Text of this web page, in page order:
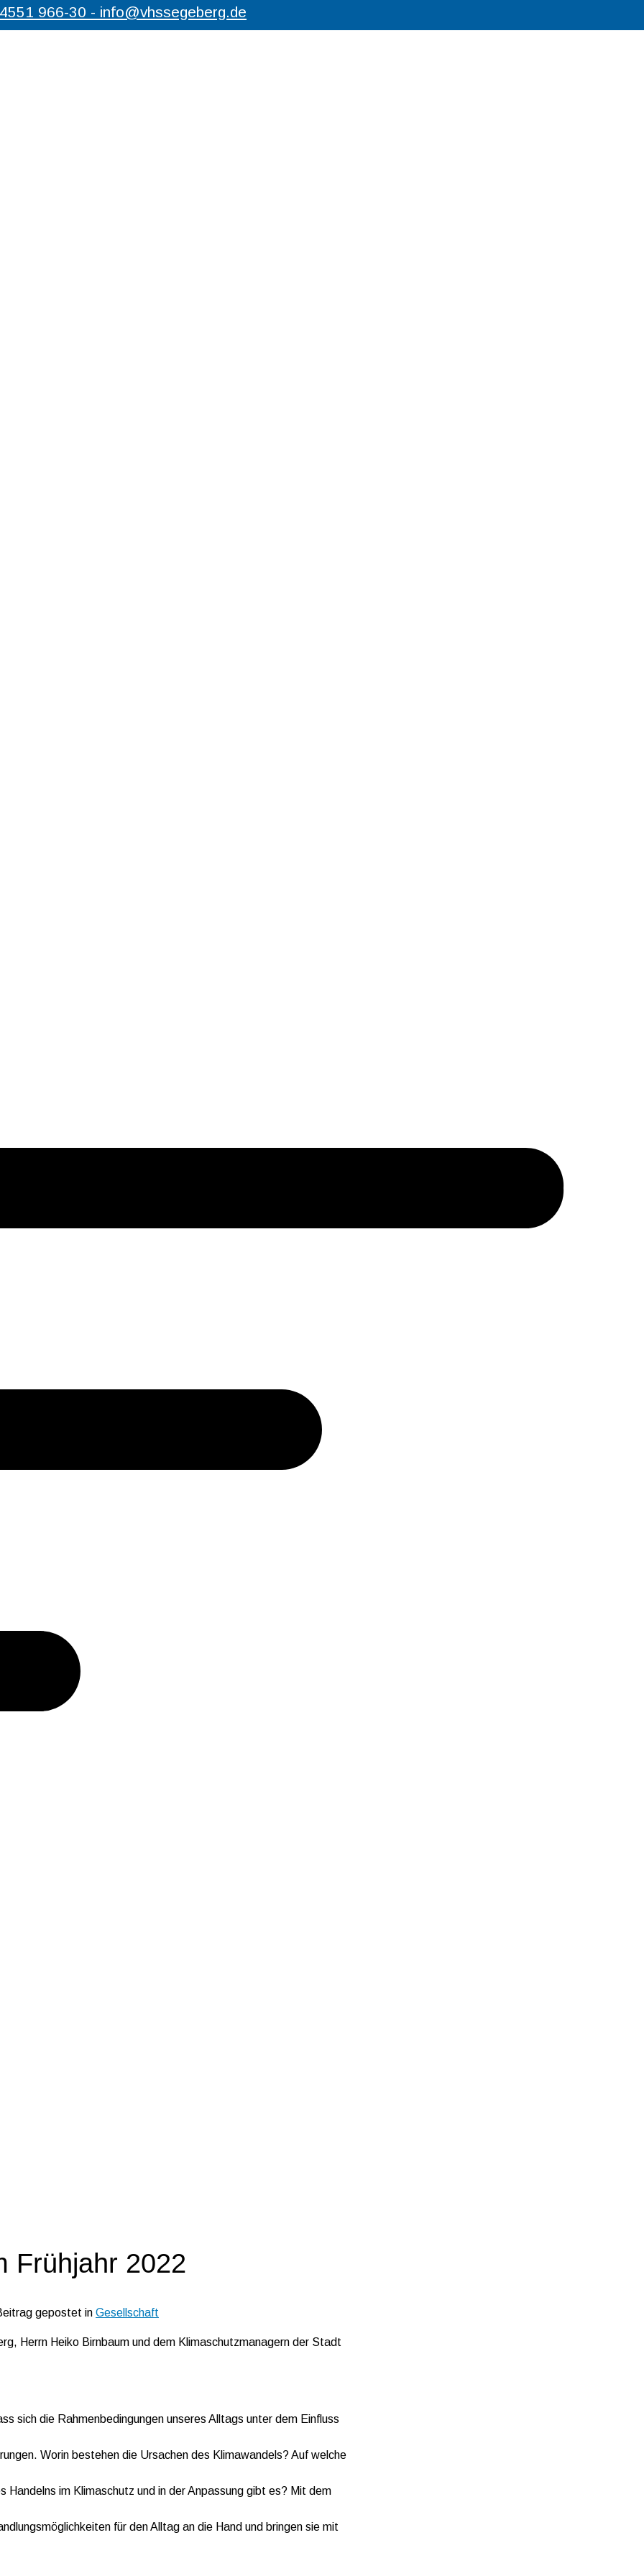
966-30 - info@vhssegeberg.de
Frühjahr 2022
gepostet in Gesellschaft
Herrn Heiko Birnbaum und dem Klimaschutzmanagern der Stadt
sich die Rahmenbedingungen unseres Alltags unter dem Einfluss
Worin bestehen die Ursachen des Klimawandels? Auf welche
Handelns im Klimaschutz und in der Anpassung gibt es? Mit dem
für den Alltag an die Hand und bringen sie mit